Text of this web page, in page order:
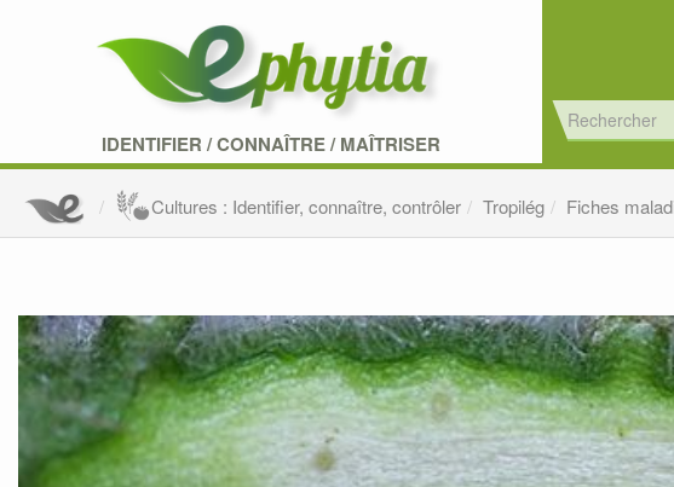
IDENTIFIER /CONNAÎTRE/MAÎTRISER
Cultures : Identifier, connaître, contrôler Tropilég Fiches